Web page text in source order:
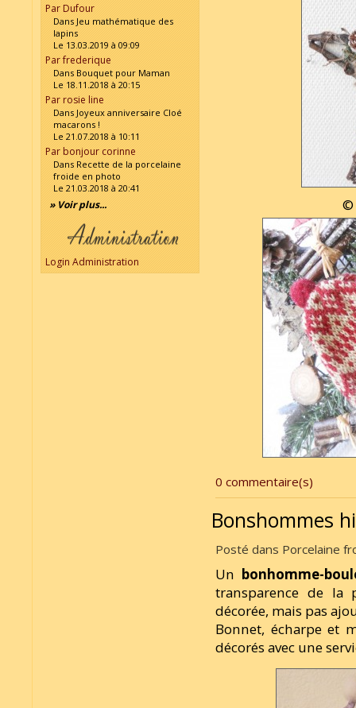
Par Dufour
Dans Jeu mathématique des
lapins
Le 13.03.2019 à 09:09
Par frederique
Dans Bouquet pour Maman
Le 18.11.2018 à 20:15
Par rosie line
Dans Joyeux anniversaire Cloé
macarons !
Le 21.07.2018 à 10:11
Par bonjour corinne
Dans Recette de la porcelaine
froide en photo
Le 21.03.2018 à 20:41
» Voir plus...
Login Administration
©
0 commentaire(s)
Bonshommes
Posté dans Porcelaine
Un bonhomme-
transparence de la
décorée, mais pas
Bonnet, écharpe et
décorés avec une